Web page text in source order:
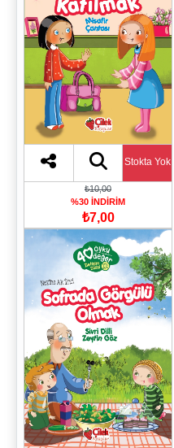
Stokta Yok
₺10,00
%30 İNDİRİM
₺7,00